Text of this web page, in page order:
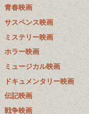
青春映画
サスペンス映画
ミステリー映画
ホラー映画
ミュージカル映画
ドキュメンタリー映画
伝記映画
戦争映画